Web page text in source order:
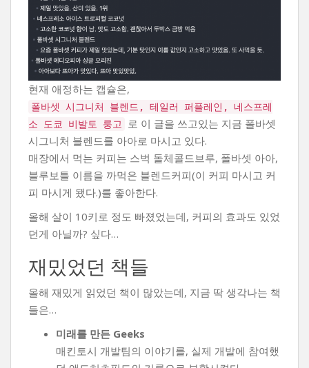
현재 애정하는 캡슐은,
폴바셋 시그니처 블렌드, 테일러 퍼플레인, 네스프레
소 도쿄 비발토 룽고
로 이 글을 쓰고있는 지금 폴바셋
시그니처 블렌드를 아아로 마시고 있다.
매장에서 먹는 커피는 스벅 돌체콜드브루, 폴바셋 아아,
블루보틀 이름을 까먹은 블렌드커피(이 커피 마시고 커
피 마시게 됐다.)를 좋아한다.
올해 살이 10키로 정도 빠졌었는데, 커피의 효과도 있었
던게 아닐까? 싶다…
재밌었던 책들
올해 재밌게 읽었던 책이 많았는데, 지금 딱 생각나는 책
들은…
미래를 만든 Geeks
매킨토시 개발팀의 이야기를, 실제 개발에 참여했